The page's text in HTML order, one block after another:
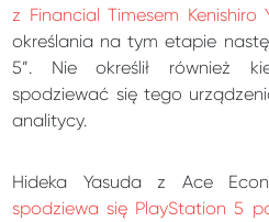
z Financial Timesem Kenishiro
określania na tym etapie
5”. Nie określił również
spodziewać się tego
analitycy.
Hideka Yasuda z Ace
spodziewa się PlayStation 5